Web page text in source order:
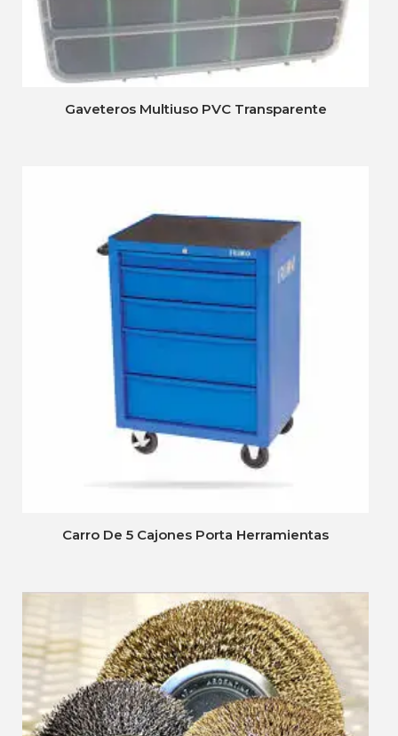
Gaveteros Multiuso PVC Transparente
Carro De 5 Cajones Porta Herramientas